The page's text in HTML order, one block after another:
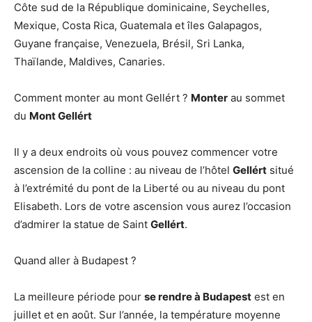
Côte sud de la République dominicaine, Seychelles,
Mexique, Costa Rica, Guatemala et îles Galapagos,
Guyane française, Venezuela, Brésil, Sri Lanka,
Thaïlande, Maldives, Canaries.
Comment monter au mont Gellért ? Monter au sommet
du Mont Gellért
Il y a deux endroits où vous pouvez commencer votre
ascension de la colline : au niveau de l’hôtel Gellért situé
à l’extrémité du pont de la Liberté ou au niveau du pont
Elisabeth. Lors de votre ascension vous aurez l’occasion
d’admirer la statue de Saint Gellért.
Quand aller à Budapest ?
La meilleure période pour se rendre à Budapest est en
juillet et en août. Sur l’année, la température moyenne